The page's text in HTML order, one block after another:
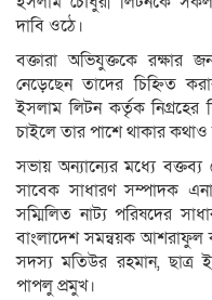
দাবি ওঠে।
বক্তারা অভিযুক্তকে রক্ষার
নেড়েছেন তাদের চিহ্নিত
ইসলাম লিটন কর্তৃক
চাইলে তার পাশে থাকার
সভায় অন্যান্যের মধ্যে
সাবেক সাধারণ সম্পাদক
সম্মিলিত নাট্য পরিষদের
বাংলাদেশ সমন্বয়ক আশরাফুল
সদস্য মতিউর রহমান, ছাত্র
পাপলু প্রমুখ।